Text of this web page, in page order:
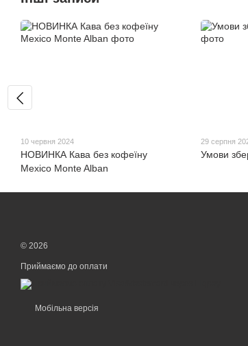
10 червня 2024
НОВИНКА Кава без кофеїну
Mexico Monte Alban
29 серпня
Умови
© 2026
Приймаємо до оплати
Мобільна версія